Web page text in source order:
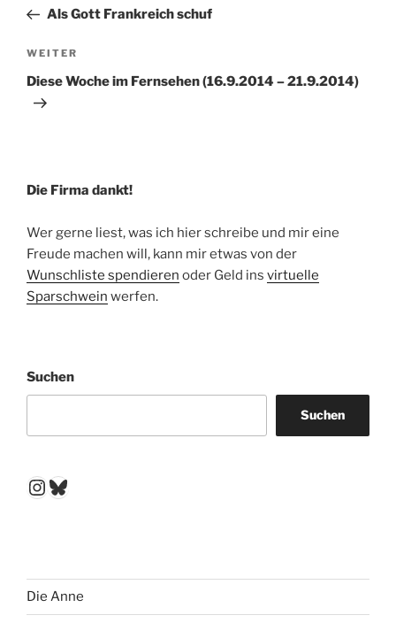
Beitrag
Als Gott Frankreich schuf
Nächster
Beitrag
WEITER
Diese Woche im Fernsehen (16.9.2014 – 21.9.2014)
Die Firma dankt!
Wer gerne liest, was ich hier schreibe und mir eine
Freude machen will, kann mir etwas von der
Wunschliste spendieren oder Geld ins virtuelle
Sparschwein werfen.
Suchen
Suchen
Instagram
Bluesky
Die Anne